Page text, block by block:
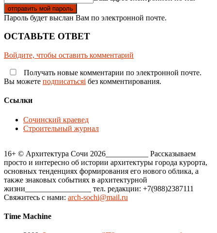
Пароль будет выслан Вам по электронной почте.
ОСТАВЬТЕ ОТВЕТ
Войдите, чтобы оставить комментарий
Получать новые комментарии по электронной почте.
Вы можете подписатьсяi без комментирования.
Ссылки
Сочинский краевед
Строительный журнал
16+ © Архитектура Сочи 2026___________ Рассказываем
просто и интересно об истории архитектуры города курорта,
основных тенденциях формирования его нового облика, а
также знаковых событиях в архитектурной
жизни_________________ тел. редакции: +7(988)2387111
Свяжитесь с нами: arch-sochi@mail.ru
Time Machine